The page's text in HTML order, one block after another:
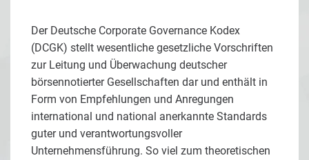
Der Deutsche Corporate Governance Kodex
(DCGK) stellt wesentliche gesetzliche Vorschriften
zur Leitung und Überwachung deutscher
börsennotierter Gesellschaften dar und enthält in
Form von Empfehlungen und Anregungen
international und national anerkannte Standards
guter und verantwortungsvoller
Unternehmensführung. So viel zum theoretischen